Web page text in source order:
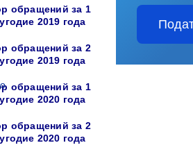
обращений за 1
2019 года
обращений за 2
2019 года
обращений за 1
2020 года
обращений за 2
2020 года